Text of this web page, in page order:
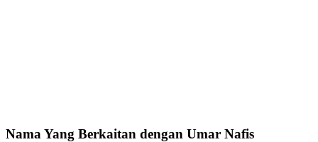
Nama Yang Berkaitan dengan Umar Nafis